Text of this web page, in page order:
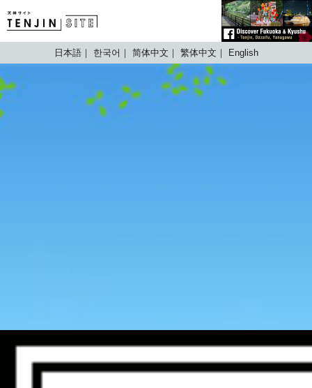
TENJIN SITE
日本語 한국어 简体中文 繁体中文 English